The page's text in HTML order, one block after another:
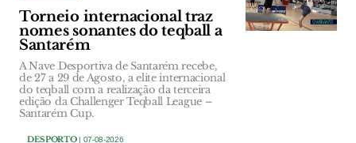
Torneio internacional traz
nomes sonantes do teqball a
Santarém
A Nave Desportiva de Santarém recebe,
de 27 a 29 de Agosto, a elite internacional
do teqball com a realização da terceira
edição da Challenger Teqball League –
Santarém Cup.
DESPORTO| 07-08-2026